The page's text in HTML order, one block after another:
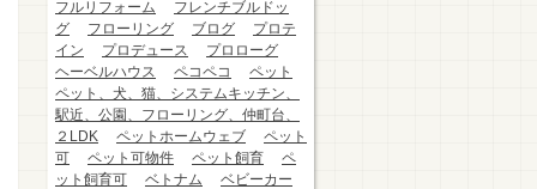
フルリフォーム
フレンチブルドッ
グ
フローリング ブログ
プロテ
イン
プロデュース
プロローグ
ヘーベルハウス
ペコペコ
ペット
ペット、犬、猫、システムキッチン、
駅近、公園、フローリング、仲町台、
２LDK
ペットホームウェブ
ペット
可
ペット可物件 ペット飼育
ペ
ット飼育可
ベトナム
ベビーカー